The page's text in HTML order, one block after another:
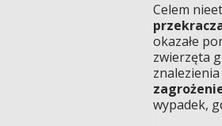
Celem
okazałe
zwierzęta
wypadek,